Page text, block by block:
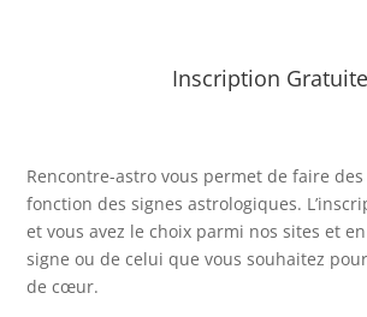
Inscription Gratuite
Rencontre-astro vous permet de faire
fonction des signes astrologiques.
et vous avez le choix parmi nos sites et
signe ou de celui que vous souhaitez
de cœur.